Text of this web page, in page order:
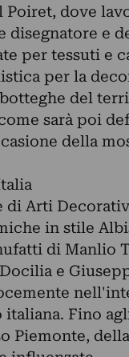
Poiret, dove
disegnatore e
per tessuti e
per la
del
sarà poi
della
di Arti
in stile
di Manlio
e
italiana. Fino
Piemonte,